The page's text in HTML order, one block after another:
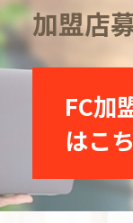
加盟店
FC加
はこ